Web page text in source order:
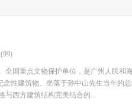
全国重点文物保护单位，是广州人民和
念性建筑物。坐落于孙中山先生当年的
与西方建筑结构完美结合的...